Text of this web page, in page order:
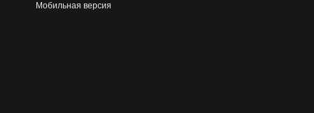
Мобильная версия